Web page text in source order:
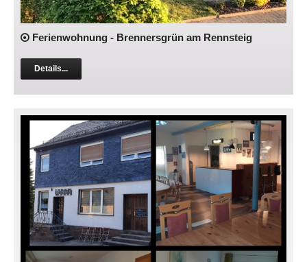
Ferienwohnung - Brennersgrün am Rennsteig
Details...